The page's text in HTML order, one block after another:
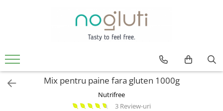
Biscuiti fara gluten
Cereale fara gluten
Faina fara glutenMix pentru paine fara gluten 1000g
Nutrifree
3 Review-uri